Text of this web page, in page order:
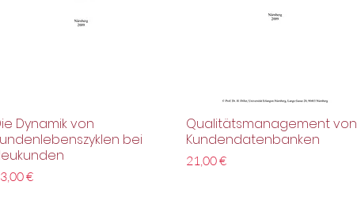
Schnellansicht
Dynamik von
bei
€
Schnellansicht
Qualitätsmanagement von
Kundendatenbanken
Preis
21,00 €